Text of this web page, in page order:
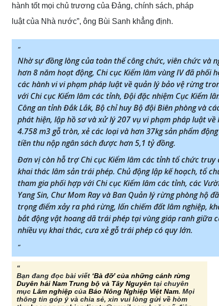
hành tốt mọi chủ trương của Đảng, chính sách, pháp
luật của Nhà nước”, ông Bùi Sanh khẳng định.
Nhờ sự đồng lòng của toàn thể công chức, viên chức và
hơn 8 năm hoạt động, Chi cục Kiểm lâm vùng IV đã phối
các hành vi vi phạm pháp luật về quản lý bảo vệ rừng
với Chi cục Kiểm lâm các tỉnh, Đội đặc nhiệm Cục Kiểm
Công an tỉnh Đắk Lắk, Bộ chỉ huy Bộ đội Biên phòng và
phát hiện, lập hồ sơ và xử lý 207 vụ vi phạm pháp luật
4.758 m3 gỗ tròn, xẻ các loại và hơn 37kg sản phẩm
tiền thu nộp ngân sách được hơn 5,1 tỷ đồng.
Đơn vị còn hỗ trợ Chi cục Kiểm lâm các tỉnh tổ chức truy
khai thác lâm sản trái phép. Chủ động lập kế hoạch, tổ
tham gia phối hợp với Chi cục Kiểm lâm các tỉnh, các
Yang Sin, Chư Mom Ray và Ban Quản lý rừng phòng hộ
trọng điểm xảy ra phá rừng, lấn chiếm đất lâm nghiệp,
bắt động vật hoang dã trái phép tại vùng giáp ranh giữa
nhiều vụ khai thác, cưa xẻ gỗ trái phép có quy lớn.
Bạn đang đọc bài viết ‘Bà đỡ’ của những cánh rừng
Duyên hải Nam Trung bộ và Tây Nguyên tại chuyên
mục Lâm nghiệp của Báo Nông Nghiệp Việt Nam. Mọi
thông tin góp ý và chia sẻ, xin vui lòng gửi về hòm